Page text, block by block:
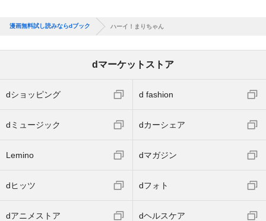
漫画無料試し読みならdブック ハーイ！まりちゃん
dマーケットストア
dショッピング d fashion
dミュージック dカーシェア
Lemino dマガジン
dヒッツ dフォト
dアニメストア dヘルスケア